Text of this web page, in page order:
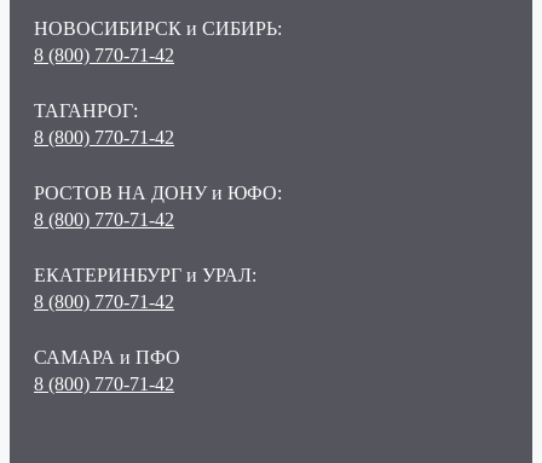
НОВОСИБИРСК и СИБИРЬ:
8 (800) 770-71-42
ТАГАНРОГ:
8 (800) 770-71-42
РОСТОВ НА ДОНУ и ЮФО:
8 (800) 770-71-42
ЕКАТЕРИНБУРГ и УРАЛ:
8 (800) 770-71-42
САМАРА и ПФО
8 (800) 770-71-42